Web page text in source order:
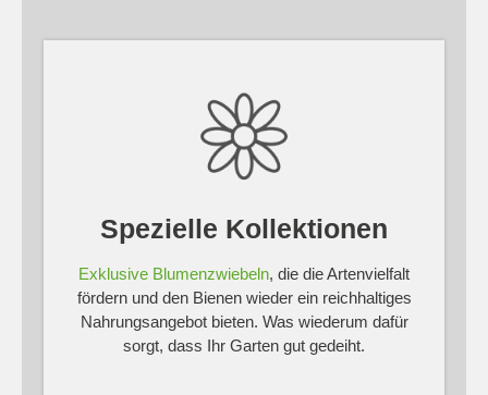
Spezielle Kollektionen
Exklusive Blumenzwiebeln, die die Artenvielfalt
fördern und den Bienen wieder ein reichhaltiges
Nahrungsangebot bieten. Was wiederum dafür
sorgt, dass Ihr Garten gut gedeiht.